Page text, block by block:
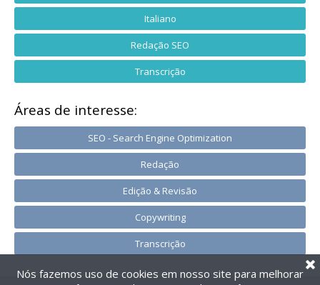
Italiano
Redação SEO
Transcrição
Áreas de interesse:
SEO - Search Engine Optimization
Redação
Edição & Revisão
Copywriting
Transcrição
Nós fazemos uso de cookies em nosso site para melhorar